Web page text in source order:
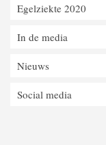
Egelziekte 2020
In de media
Nieuws
Social media